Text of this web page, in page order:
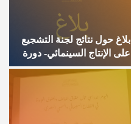
بلاغ حول نتائج لجنة التشجيع
على الإنتاج السينمائي- دورة
2025